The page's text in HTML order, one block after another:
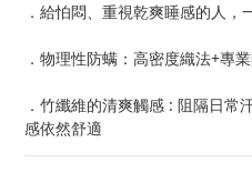
．給怕悶、重視乾爽睡感的人，
．物理性防螨：高密度織法+專
．竹纖維的清爽觸感 : 阻隔日常
感依然舒適